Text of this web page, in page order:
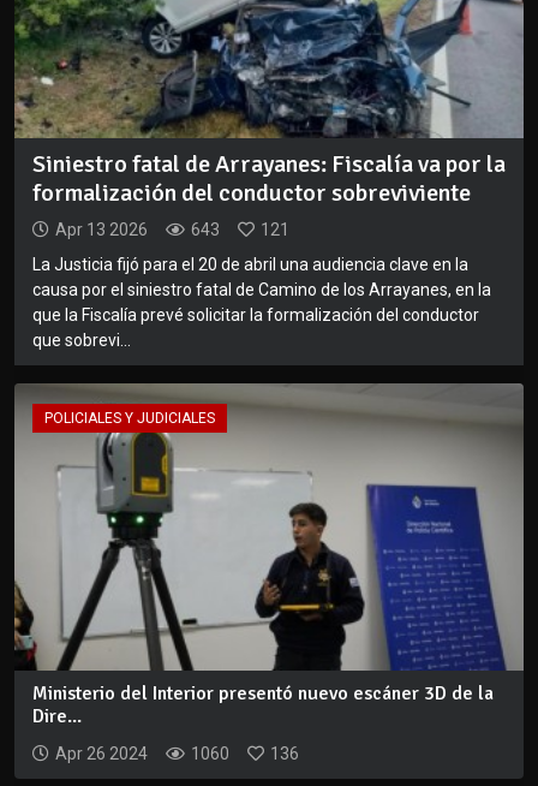
Siniestro fatal de Arrayanes: Fiscalía va por la
formalización del conductor sobreviviente
Apr 13 2026 643
121
La Justicia fijó para el 20 de abril una audiencia clave en la
causa por el siniestro fatal de Camino de los Arrayanes, en la
que la Fiscalía prevé solicitar la formalización del conductor
que sobrevi...
POLICIALES Y JUDICIALES
Ministerio del Interior presentó nuevo escáner 3D de la
Dire...
Apr 26 2024 1060 136